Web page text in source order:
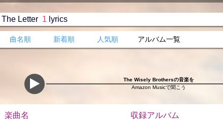
The Letter 1 lyrics
曲名順 新着順 人気順 アルバム一覧
The Wisely Brothersの音楽を
Amazon Musicで聞こう
楽曲名 収録アルバム